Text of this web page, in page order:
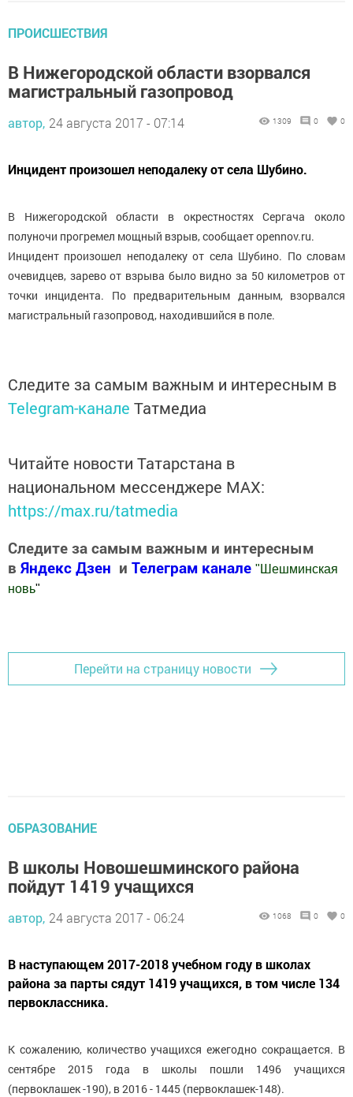
ПРОИСШЕСТВИЯ
В Нижегородской области взорвался
магистральный газопровод
автор, 24 августа 2017 - 07:14 1309 0 0
Инцидент произошел неподалеку от села Шубино.
В Нижегородской области в окрестностях Сергача около
полуночи прогремел мощный взрыв, сообщает opennov.ru.
Инцидент произошел неподалеку от села Шубино. По словам
очевидцев, зарево от взрыва было видно за 50 километров от
точки инцидента. По предварительным данным, взорвался
магистральный газопровод, находившийся в поле.
Следите за самым важным и интересным в
Telegram-канале Татмедиа
Читайте новости Татарстана в
национальном мессенджере MАХ:
https://max.ru/tatmedia
Следите за самым важным и интересным
в Яндекс Дзен и Телеграм канале " Шешминская
новь"
Перейти на страницу новости
ОБРАЗОВАНИЕ
В школы Новошешминского района
пойдут 1419 учащихся
автор, 24 августа 2017 - 06:24 1068 0 0
В наступающем 2017-2018 учебном году в школах
района за парты сядут 1419 учащихся, в том числе 134
первоклассника.
К сожалению, количество учащихся ежегодно сокращается. В
сентябре 2015 года в школы пошли 1496 учащихся
(первоклашек -190), в 2016 - 1445 (первоклашек-148).